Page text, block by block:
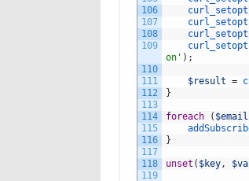
106
107
108
109
110
111
112
113
114
115
116
117
118
119
curl_setopt
curl_setopt
curl_setopt
curl_setopt
on' ) ;
$result =
}
foreach ( $email
}
unset ( $key,